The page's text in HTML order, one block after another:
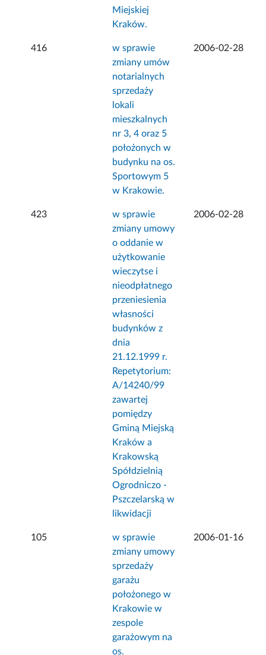
Miejskiej
Kraków.
416
w sprawie
zmiany umów
notarialnych
sprzedaży
lokali
mieszkalnych
nr 3, 4 oraz 5
położonych w
budynku na os.
Sportowym 5
w Krakowie.
2006-02-28
423
w sprawie
zmiany umowy
o oddanie w
użytkowanie
wieczytse i
nieodpłatnego
przeniesienia
własności
budynków z
dnia
21.12.1999 r.
Repetytorium:
A/14240/99
zawartej
pomiędzy
Gminą Miejską
Kraków a
Krakowską
Spółdzielnią
Ogrodniczo -
Pszczelarską w
likwidacji
2006-02-28
105
w sprawie
zmiany umowy
sprzedaży
garażu
położonego w
Krakowie w
zespole
garażowym na
os.
2006-01-16